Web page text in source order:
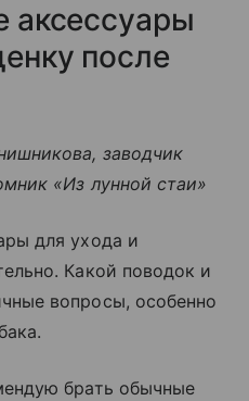
аксессуары
после
заводчик
«Из лунной стаи»
для ухода и
Какой поводок и
вопросы, особенно
брать обычные